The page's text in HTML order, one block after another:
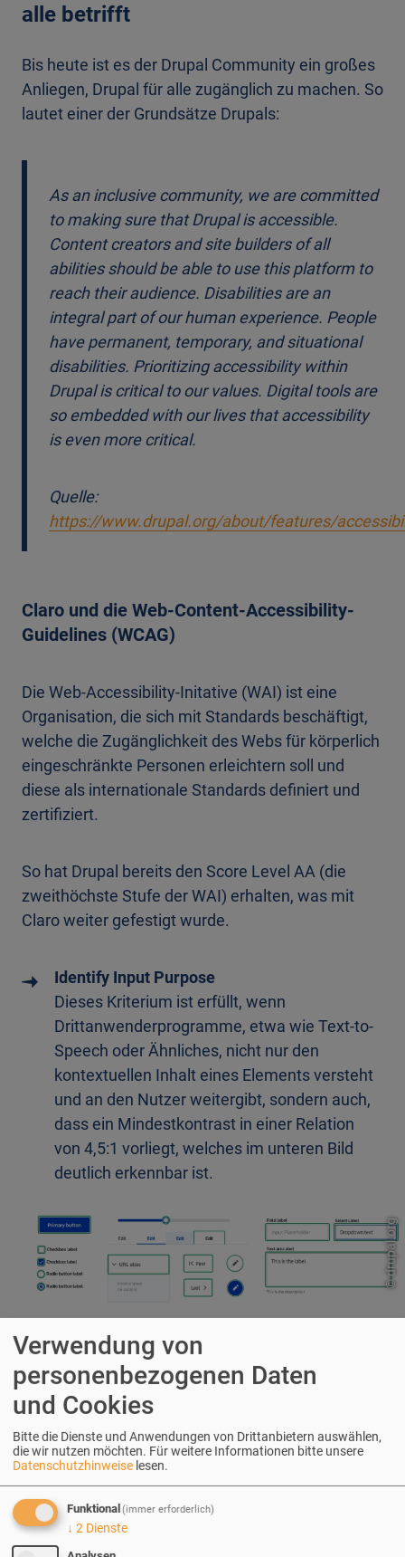
alle betrifft
Bis heute ist es der Drupal Community ein großes
Anliegen, Drupal für alle zugänglich zu machen. So
lautet einer der Grundsätze Drupals:
As an inclusive community, we are committed
to making sure that Drupal is accessible.
Content creators and site builders of all
abilities should be able to use this platform to
reach their audience. Disabilities are an
integral part of our human experience. People
have permanent, temporary, and situational
disabilities. Prioritizing accessibility within
Drupal is critical to our values. Digital tools are
so embedded with our lives that accessibility
is even more critical.
Quelle:
https://www.drupal.org/about/features/
Claro und die Web-Content-Accessibility-
Guidelines (WCAG)
Die Web-Accessibility-Initative (WAI) ist eine
Organisation, die sich mit Standards beschäftigt,
welche die Zugänglichkeit des Webs für körperlich
eingeschränkte Personen erleichtern soll und
diese als internationale Standards definiert und
zertifiziert.
So hat Drupal bereits den Score Level AA (die
zweithöchste Stufe der WAI) erhalten, was mit
Claro weiter gefestigt wurde.
Identify Input Purpose
Dieses Kriterium ist erfüllt, wenn
Drittanwenderprogramme, etwa wie Text-to-
Speech oder Ähnliches, nicht nur den
kontextuellen Inhalt eines Elements versteht
und an den Nutzer weitergibt, sondern auch,
dass ein Mindestkontrast in einer Relation
von 4,5:1 vorliegt, welches im unteren Bild
deutlich erkennbar ist.
©
drupal.org
Quelle: https://www.drupal.org/files/focus-
styles_0.png
Farben
Farben müssen eine Information klar
transportieren, eine Aktion ankündigen oder
eine Rückmeldung durch ein visuelles
Element verbreiten.
Verwendung von
personenbezogenen Daten
und Cookies
Bitte die Dienste und Anwendungen von Drittanbietern auswählen,
die wir nutzen möchten. Für weitere Informationen bitte unsere
Datenschutzhinweise lesen.
Funktional(immer erforderlich)
↓ 2 Dienste